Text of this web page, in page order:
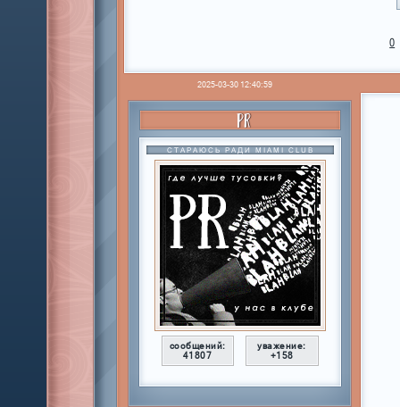
0
2025-03-30 12:40:59
PR
СТАРАЮСЬ РАДИ MIAMI CLUB
сообщений:
41807
уважение:
+158